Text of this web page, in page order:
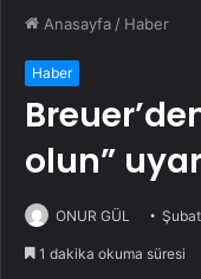
Anasayfa / Haber
Haber
olun”
ONUR GÜL
1 dakika okuma süresi